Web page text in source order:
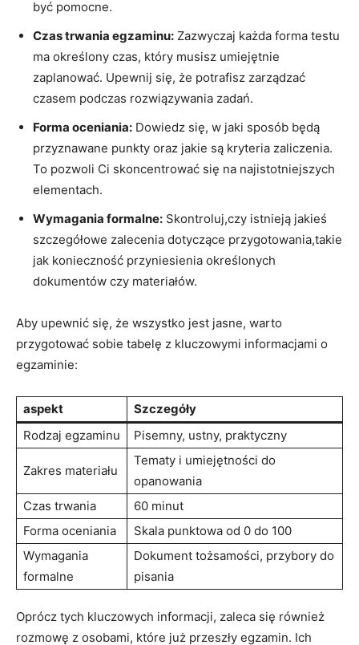
być pomocne.
Czas trwania egzaminu: Zazwyczaj każda forma testu
ma określony czas, który musisz umiejętnie
zaplanować. Upewnij się, że potrafisz zarządzać
czasem podczas rozwiązywania zadań.
Forma oceniania: Dowiedz się, w jaki sposób będą
przyznawane punkty oraz jakie są kryteria zaliczenia.
To pozwoli Ci skoncentrować się na najistotniejszych
elementach.
Wymagania formalne: Skontroluj,czy istnieją jakieś
szczegółowe zalecenia dotyczące przygotowania,takie
jak konieczność przyniesienia określonych
dokumentów czy materiałów.
Aby upewnić się, że wszystko jest jasne, warto
przygotować sobie tabelę z kluczowymi informacjami o
egzaminie:
aspekt
Szczegóły
Rodzaj egzaminu
Pisemny, ustny, praktyczny
Zakres materiału
Tematy i umiejętności do
opanowania
Czas trwania
60 minut
Forma oceniania
Skala punktowa od 0 do 100
Wymagania
formalne
Dokument tożsamości, przybory do
pisania
Oprócz tych kluczowych informacji, zaleca się również
rozmowę z osobami, które już przeszły egzamin. Ich